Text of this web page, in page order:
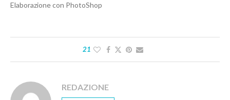
Elaborazione con PhotoShop
21
REDAZIONE